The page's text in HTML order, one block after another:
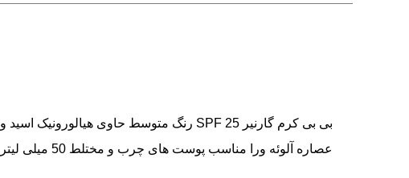
بی بی کرم گارنیر SPF 25 رنگ متوسط حاوی هیالورونیک اسید و
عصاره آلوئه ورا مناسب پوست های چرب و مختلط 50 میلی لیتر